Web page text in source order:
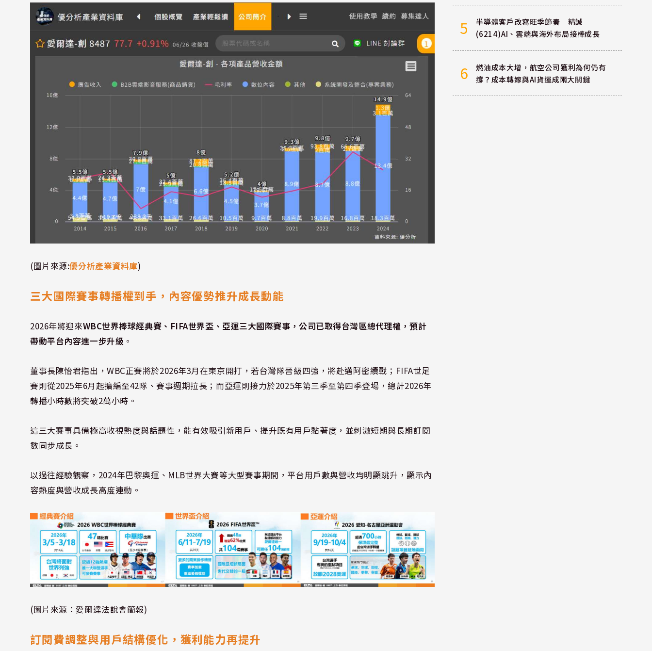
(圖片來源:優分析產業資料庫)
三大國際賽事轉播權到手，內容優勢推升成長動能
2026年將迎來WBC世界棒球經典賽、FIFA世界盃、亞運三大國際賽事，公司已取得台灣區總代理權，預計
帶動平台內容進一步升級 。
董事長陳怡君指出，WBC正賽將於2026年3月在東京開打，若台灣隊晉級四強，將赴邁阿密續戰；FIFA世足
賽則從2025年6月起擴編至42隊、賽事週期拉長；而亞運則接力於2025年第三季至第四季登場，總計2026年
轉播小時數將突破2萬小時。
這三大賽事具備極高收視熱度與話題性，能有效吸引新用戶、提升既有用戶黏著度，並刺激短期與長期訂閱
數同步成長。
以過往經驗觀察，2024年巴黎奧運、MLB世界大賽等大型賽事期間，平台用戶數與營收均明顯跳升，顯示內
容熱度與營收成長高度連動。
(圖片來源：愛爾達法說會簡報)
訂閱費調整與用戶結構優化，獲利能力再提升
5
半導體客戶改寫旺季節奏 精誠
(6214)AI、雲端與海外布局接棒成長
6
燃油成本大增，航空公司獲利為何仍有
撐？成本轉嫁與AI貨運成兩大關鍵